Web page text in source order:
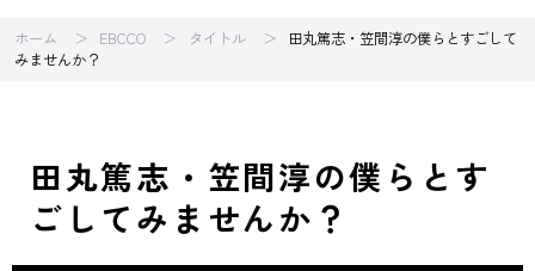
ホーム EBCCO タイトル
田丸篤志・笠間淳の僕らとすごして
みませんか？
田丸篤志・笠間淳の僕らとす
ごしてみませんか？